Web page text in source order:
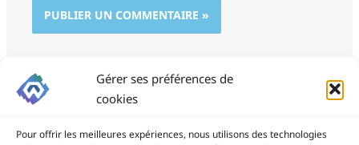
Gérer ses préférences de
cookies
Pour offrir les meilleures expériences, nous utilisons des technologies